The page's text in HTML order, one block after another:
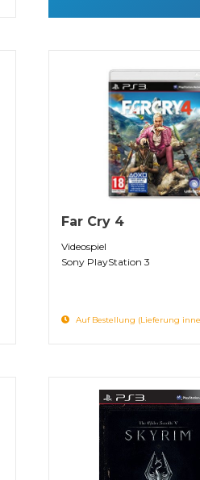
Far Cry 4
Videospiel
Sony PlayStation 3
Auf Bestellung (Lieferung